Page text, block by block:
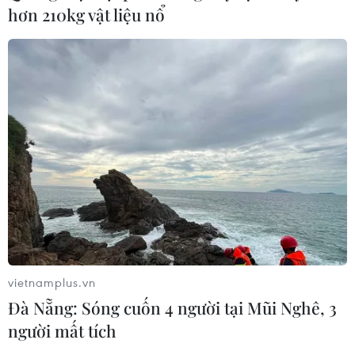
Tổng thống Mỹ Donald Trump nói
còn quá sớm để bàn về người kế
07/08/2026 06:29
Meta bồi thường gần 600 triệu USD
vì gây tổn hại sức khỏe tâm thần trẻ
em
07/08/2026 04:28
Chuyên gia Canada đánh giá cao bản
lĩnh đối ngoại của Việt Nam
07/08/2026 03:49
hơn 210kg vật liệu nổ
vietnamplus.vn
Đà Nẵng: Sóng cuốn 4 người tại Mũi Nghê, 3
người mất tích